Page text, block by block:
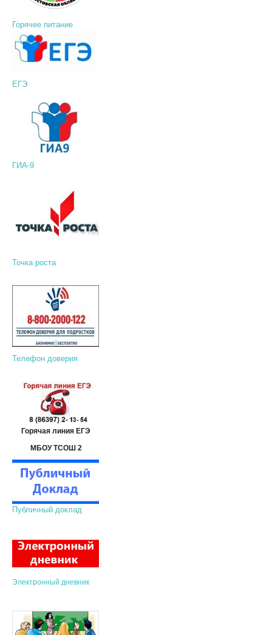
Горячее питание
ЕГЭ
ГИА-9
Точка роста
Телефон доверия
Горячая линия ЕГЭ
МБОУ ТСОШ 2
Публичный доклад
Электронный дневник